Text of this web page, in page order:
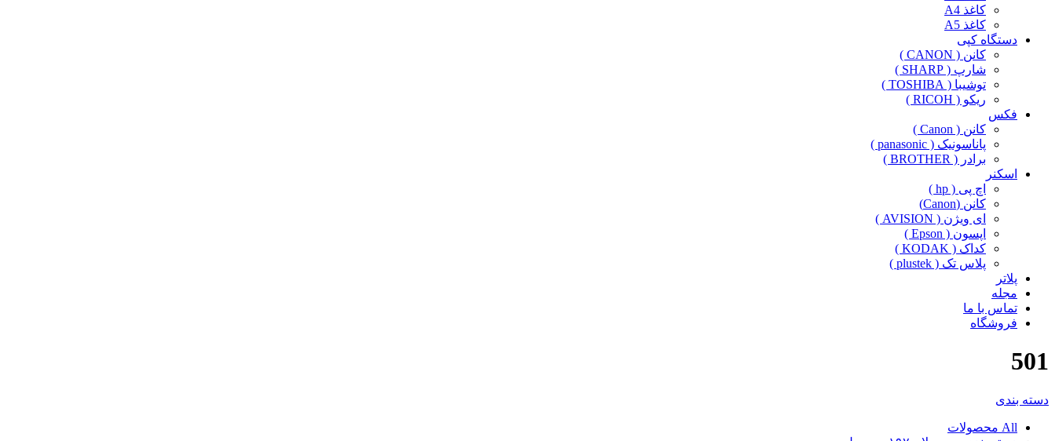
کاغذ A4
کاغذ A5
دستگاه کپی
کانن ( CANON )
شارپ ( SHARP )
توشیبا ( TOSHIBA )
ریکو ( RICOH )
فکس
کانن ( Canon )
پاناسونیک ( panasonic )
برادر ( BROTHER )
اسکنر
اچ پی ( hp )
کانن (Canon)
ای ویژن ( AVISION )
اپسون ( Epson )
کداک ( KODAK )
پلاس تک ( plustek )
پلاتر
مجله
تماس با ما
فروشگاه
501
دسته بندی
All محصولات